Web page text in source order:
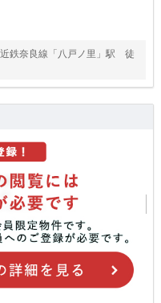
鉄奈良線「八戸ノ里」駅 徒